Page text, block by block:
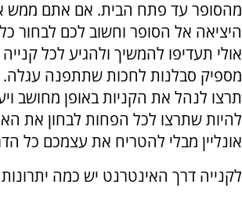
מהסופר עד פתח הבית. אם אתם ממש
היציאה אל הסופר וחשוב לכם לבחור
אולי תעדיפו להמשיך ולהגיע לכל
מספיק סבלנות לחכות שתתפנה
תרצו לנהל את הקניות באופן מחושב
להיות שתרצו לכל הפחות לבחון את
אונליין מבלי להטריח את עצמכם כל
לקנייה דרך האינטרנט יש כמה